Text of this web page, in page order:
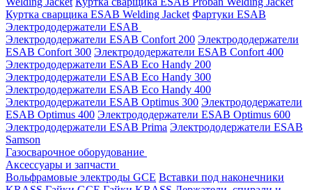
Куртка сварщика ESAB Welding Jacket Фартуки ESAB
Электрододержатели ESAB
Электрододержатели ESAB Confort 200 Электрододержатели
ESAB Confort 300 Электрододержатели ESAB Confort 400
Электрододержатели ESAB Eco Handy 200
Электрододержатели ESAB Eco Handy 300
Электрододержатели ESAB Eco Handy 400
Электрододержатели ESAB Optimus 300 Электрододержатели
ESAB Optimus 400 Электрододержатели ESAB Optimus 600
Электрододержатели ESAB Prima Электрододержатели ESAB
Samson
Газосварочное оборудование
Аксессуары и запчасти
Вольфрамовые электроды GCE Вставки под наконечники